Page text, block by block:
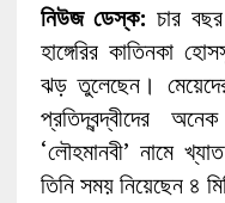
নিউজ ডেস্ক: চার
হাঙ্গেরির কাতিনকা
ঝড় তুলেছেন।
প্রতিদ্বন্দ্বীদের
‘লৌহমানবী’ নামে
তিনি সময় নিয়েছেন ৪